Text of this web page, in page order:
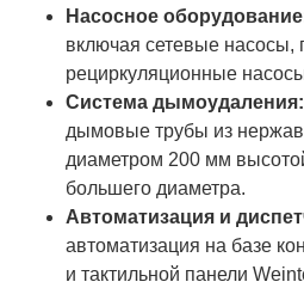
Насосное
включая сетевые насосы,
рециркуляционные
Система дымоудаления:
дымовые трубы из
диаметром 200 мм
большего диаметра.
Автоматизация и
автоматизация на базе
и тактильной панели